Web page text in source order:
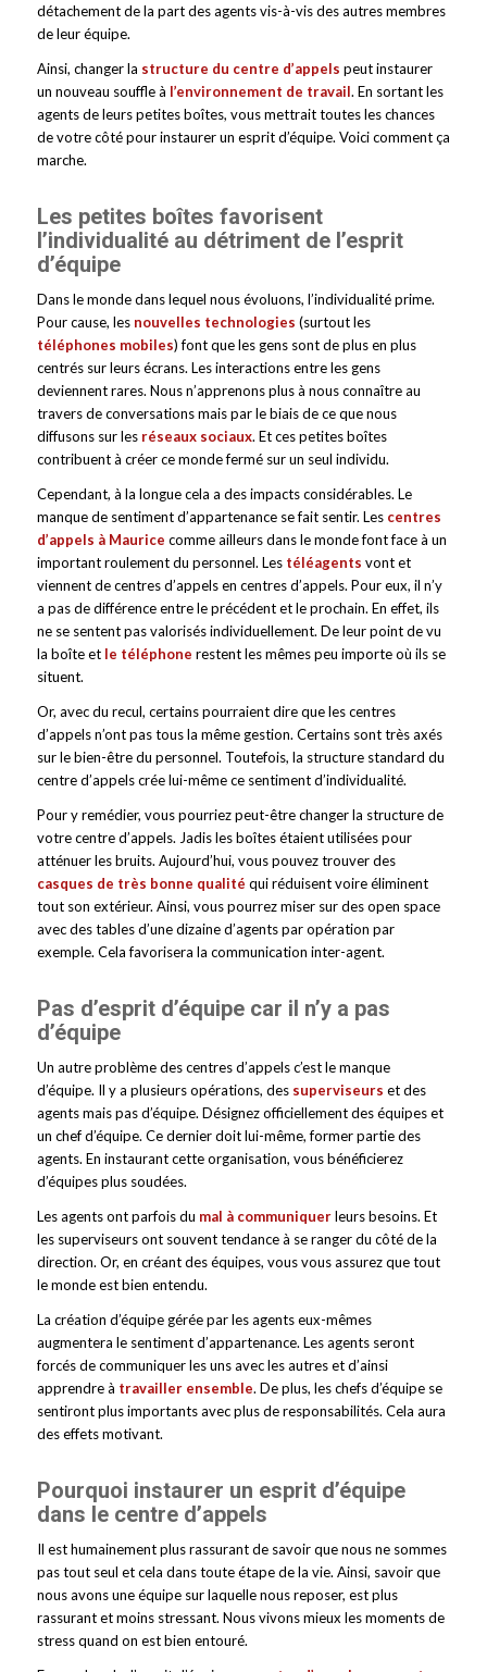
détachement de la part des agents vis-à-vis des autres membres
de leur équipe.
Ainsi, changer la structure du centre d’appels peut instaurer
un nouveau souffle à l’environnement de travail. En sortant les
agents de leurs petites boîtes, vous mettrait toutes les chances
de votre côté pour instaurer un esprit d’équipe. Voici comment ça
marche.
Les petites boîtes favorisent
l’individualité au détriment de l’esprit
d’équipe
Dans le monde dans lequel nous évoluons, l’individualité prime.
Pour cause, les nouvelles technologies (surtout les
téléphones mobiles) font que les gens sont de plus en plus
centrés sur leurs écrans. Les interactions entre les gens
deviennent rares. Nous n’apprenons plus à nous connaître au
travers de conversations mais par le biais de ce que nous
diffusons sur les réseaux sociaux. Et ces petites boîtes
contribuent à créer ce monde fermé sur un seul individu.
Cependant, à la longue cela a des impacts considérables. Le
manque de sentiment d’appartenance se fait sentir. Les centres
d’appels à Maurice comme ailleurs dans le monde font face à un
important roulement du personnel. Les téléagents vont et
viennent de centres d’appels en centres d’appels. Pour eux, il n’y
a pas de différence entre le précédent et le prochain. En effet, ils
ne se sentent pas valorisés individuellement. De leur point de vu
la boîte et le téléphone restent les mêmes peu importe où ils se
situent.
Or, avec du recul, certains pourraient dire que les centres
d’appels n’ont pas tous la même gestion. Certains sont très axés
sur le bien-être du personnel. Toutefois, la structure standard du
centre d’appels crée lui-même ce sentiment d’individualité.
Pour y remédier, vous pourriez peut-être changer la structure de
votre centre d’appels. Jadis les boîtes étaient utilisées pour
atténuer les bruits. Aujourd’hui, vous pouvez trouver des
casques de très bonne qualité qui réduisent voire éliminent
tout son extérieur. Ainsi, vous pourrez miser sur des open space
avec des tables d’une dizaine d’agents par opération par
exemple. Cela favorisera la communication inter-agent.
Pas d’esprit d’équipe car il n’y a pas
d’équipe
Un autre problème des centres d’appels c’est le manque
d’équipe. Il y a plusieurs opérations, des superviseurs et des
agents mais pas d’équipe. Désignez officiellement des équipes et
un chef d’équipe. Ce dernier doit lui-même, former partie des
agents. En instaurant cette organisation, vous bénéficierez
d’équipes plus soudées.
Les agents ont parfois du mal à communiquerleurs besoins. Et
les superviseurs ont souvent tendance à se ranger du côté de la
direction. Or, en créant des équipes, vous vous assurez que tout
le monde est bien entendu.
La création d’équipe gérée par les agents eux-mêmes
augmentera le sentiment d’appartenance. Les agents seront
forcés de communiquer les uns avec les autres et d’ainsi
apprendre à travailler ensemble. De plus, les chefs d’équipe se
sentiront plus importants avec plus de responsabilités. Cela aura
des effets motivant.
Pourquoi instaurer un esprit d’équipe
dans le centre d’appels
Il est humainement plus rassurant de savoir que nous ne sommes
pas tout seul et cela dans toute étape de la vie. Ainsi, savoir que
nous avons une équipe sur laquelle nous reposer, est plus
rassurant et moins stressant. Nous vivons mieux les moments de
stress quand on est bien entouré.